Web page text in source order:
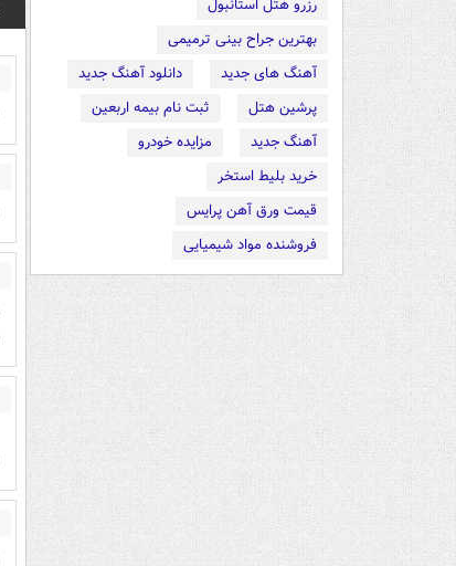
رزرو هتل استانبول
بهترین جراح بینی ترمیمی
آهنگ های جدید
دانلود آهنگ جدید
پرشین هتل
ثبت نام بیمه اربعین
آهنگ جدید
مزایده خودرو
خرید بلیط استخر
قیمت ورق آهن پرایس
فروشنده مواد شیمیایی